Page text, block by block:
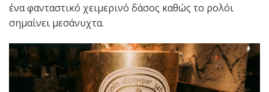
ένα φανταστικό χειμερινό δάσος καθώς το ρολόι
σημαίνει μεσάνυχτα.